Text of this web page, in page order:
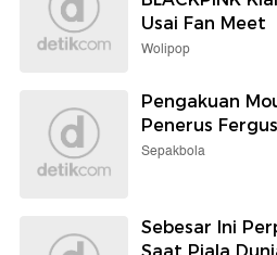
Usai Fan Meet
Wolipop
Pengakuan
Penerus
Sepakbola
Sebesar Ini